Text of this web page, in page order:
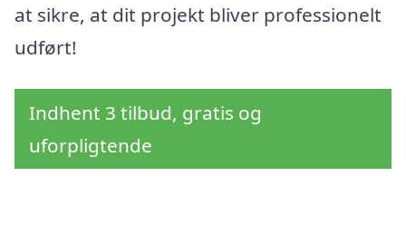
at sikre, at dit projekt bliver professionelt
udført!
Indhent 3 tilbud, gratis og
uforpligtende